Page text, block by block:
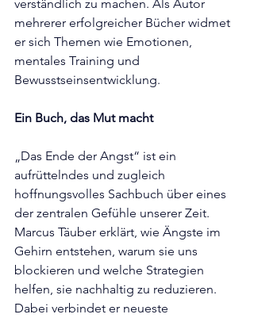
verständlich zu machen. Als Autor
mehrerer erfolgreicher Bücher widmet
er sich Themen wie Emotionen,
mentales Training und
Bewusstseinsentwicklung.
Ein Buch, das Mut macht
„Das Ende der Angst“ ist ein
aufrüttelndes und zugleich
hoffnungsvolles Sachbuch über eines
der zentralen Gefühle unserer Zeit.
Marcus Täuber erklärt, wie Ängste im
Gehirn entstehen, warum sie uns
blockieren und welche Strategien
helfen, sie nachhaltig zu reduzieren.
Dabei verbindet er neueste